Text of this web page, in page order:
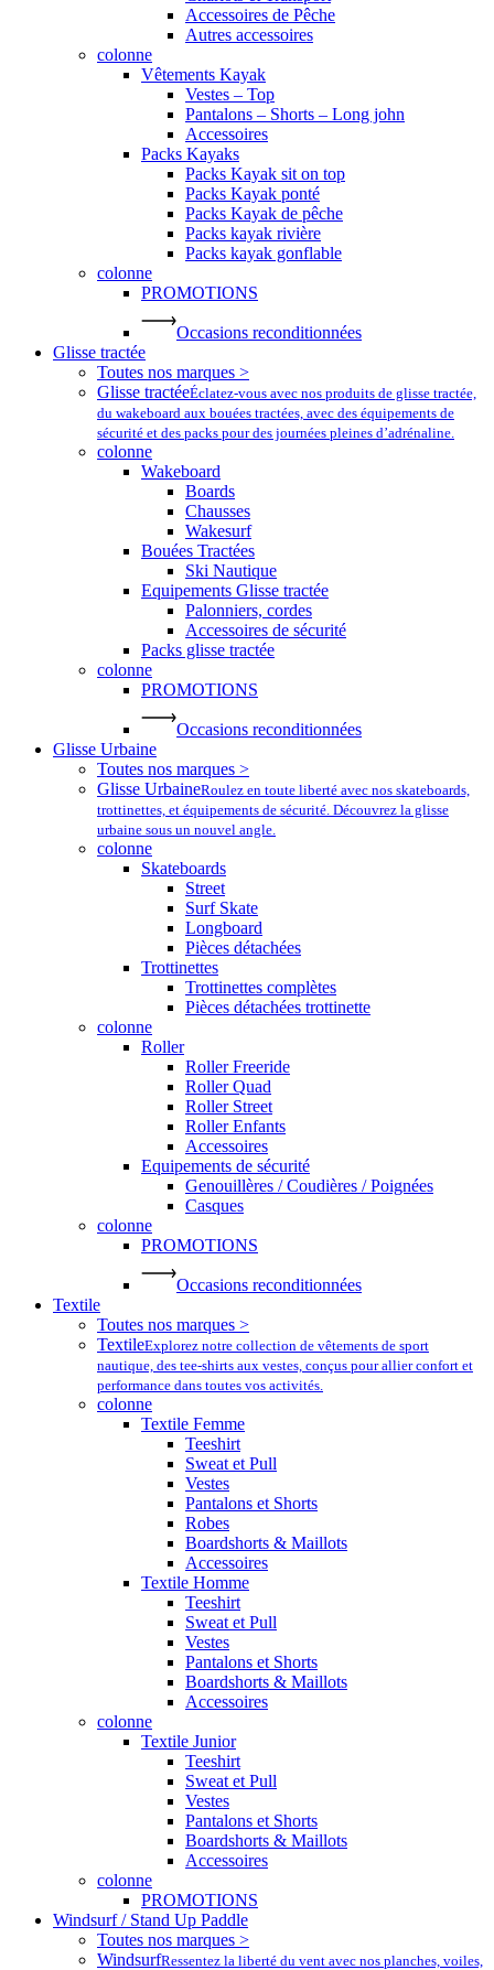
Accessoires de Pêche
Autres accessoires
colonne
Vêtements Kayak
Vestes – Top
Pantalons – Shorts – Long john
Accessoires
Packs Kayaks
Packs Kayak sit on top
Packs Kayak ponté
Packs Kayak de pêche
Packs kayak rivière
Packs kayak gonflable
colonne
PROMOTIONS
Occasions reconditionnées
Glisse tractée
Toutes nos marques >
Glisse tractéeÉclatez-vous avec nos produits de glisse tractée,
du wakeboard aux bouées tractées, avec des équipements de
sécurité et des packs pour des journées pleines d’adrénaline.
colonne
Wakeboard
Boards
Chausses
Wakesurf
Bouées Tractées
Ski Nautique
Equipements Glisse tractée
Palonniers, cordes
Accessoires de sécurité
Packs glisse tractée
colonne
PROMOTIONS
Occasions reconditionnées
Glisse Urbaine
Toutes nos marques >
Glisse UrbaineRoulez en toute liberté avec nos skateboards,
trottinettes, et équipements de sécurité. Découvrez la glisse
urbaine sous un nouvel angle.
colonne
Skateboards
Street
Surf Skate
Longboard
Pièces détachées
Trottinettes
Trottinettes complètes
Pièces détachées trottinette
colonne
Roller
Roller Freeride
Roller Quad
Roller Street
Roller Enfants
Accessoires
Equipements de sécurité
Genouillères / Coudières / Poignées
Casques
colonne
PROMOTIONS
Occasions reconditionnées
Textile
Toutes nos marques >
TextileExplorez notre collection de vêtements de sport
nautique, des tee-shirts aux vestes, conçus pour allier confort et
performance dans toutes vos activités.
colonne
Textile Femme
Teeshirt
Sweat et Pull
Vestes
Pantalons et Shorts
Robes
Boardshorts & Maillots
Accessoires
Textile Homme
Teeshirt
Sweat et Pull
Vestes
Pantalons et Shorts
Boardshorts & Maillots
Accessoires
colonne
Textile Junior
Teeshirt
Sweat et Pull
Vestes
Pantalons et Shorts
Boardshorts & Maillots
Accessoires
colonne
PROMOTIONS
Windsurf / Stand Up Paddle
Toutes nos marques >
WindsurfRessentez la liberté du vent avec nos planches, voiles,